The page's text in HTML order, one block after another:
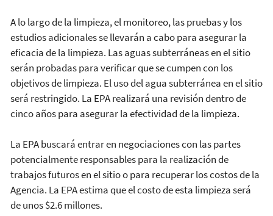
A lo largo de la limpieza, el monitoreo, las pruebas y los
estudios adicionales se llevarán a cabo para asegurar la
eficacia de la limpieza. Las aguas subterráneas en el sitio
serán probadas para verificar que se cumpen con los
objetivos de limpieza. El uso del agua subterránea en el sitio
será restringido. La EPA realizará una revisión dentro de
cinco años para asegurar la efectividad de la limpieza.
La EPA buscará entrar en negociaciones con las partes
potencialmente responsables para la realización de
trabajos futuros en el sitio o para recuperar los costos de la
Agencia. La EPA estima que el costo de esta limpieza será
de unos $2.6 millones.